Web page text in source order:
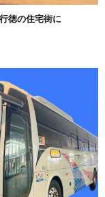
徳の住宅街に